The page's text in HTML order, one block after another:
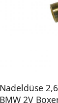
Nadeldüse
BMW 2V